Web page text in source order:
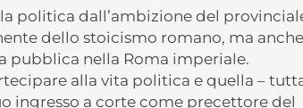
politica dall’ambizione del
dello stoicismo romano, ma
pubblica nella Roma imperiale.
alla vita politica e quella –
ingresso a corte come precettore del